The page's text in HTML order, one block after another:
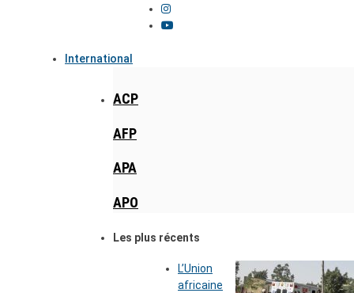
International
ACP
AFP
APA
APO
Les plus récents
L’Union
africaine